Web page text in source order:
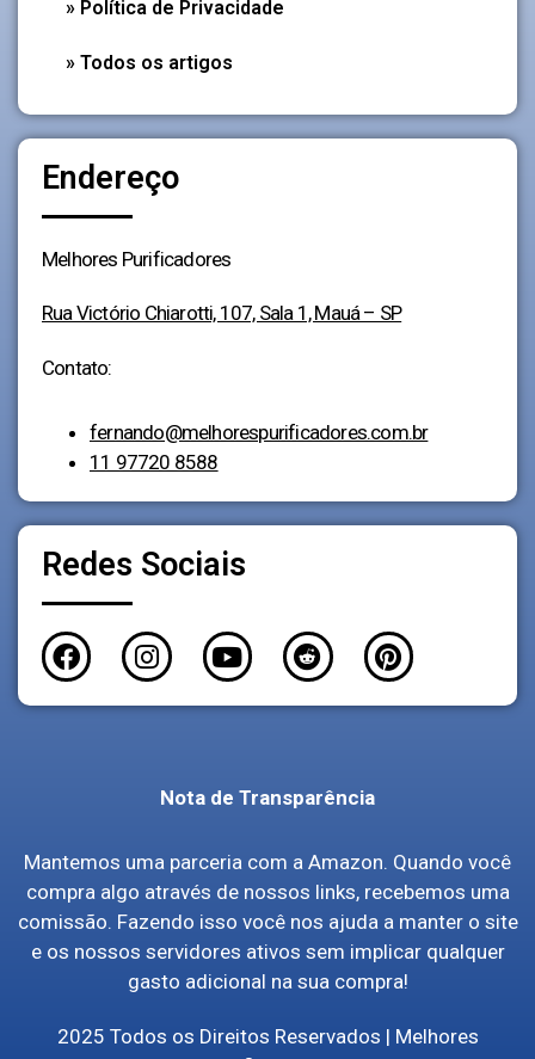
» Política de Privacidade
» Todos os artigos
Endereço
Melhores Purificadores
Rua Victório Chiarotti, 107, Sala 1, Mauá – SP
Contato:
fernando@melhorespurificadores.com.br
11 97720 8588
Redes Sociais
Nota de Transparência
Mantemos uma parceria com a Amazon. Quando você
compra algo através de nossos links, recebemos uma
comissão. Fazendo isso você nos ajuda a manter o site
e os nossos servidores ativos sem implicar qualquer
gasto adicional na sua compra!
2025 Todos os Direitos Reservados | Melhores